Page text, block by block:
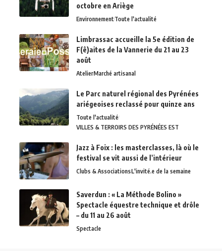
octobre en Ariège
EnvironnementToute l'actualité
Limbrassac accueille la 5e édition de
F(ê)aites de la Vannerie du 21 au 23
août
AtelierMarché artisanal
Le Parc naturel régional des Pyrénées
ariégeoises reclassé pour quinze ans
Toute l'actualité
VILLES & TERROIRS DES PYRÉNÉES EST
Jazz à Foix : les masterclasses, là où le
festival se vit aussi de l’intérieur
Clubs & AssociationsL'invité.e de la semaine
Saverdun : « La Méthode Bolino »
Spectacle équestre technique et drôle
– du 11 au 26 août
Spectacle